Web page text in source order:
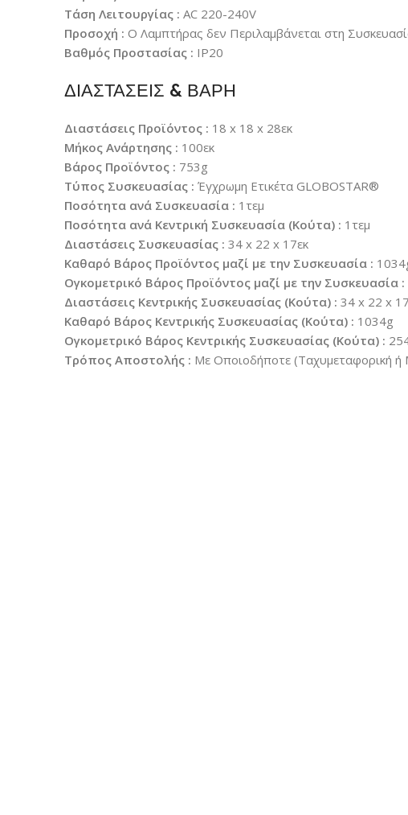
Τάση Λειτουργίας : AC 220-240V
Προσοχή : Ο Λαμπτήρας δεν Περιλαμβάνεται στη
Βαθμός Προστασίας : IP20
ΔΙΑΣΤΑΣΕΙΣ & ΒΑΡΗ
Διαστάσεις Προϊόντος : 18 x 18 x 28εκ
Μήκος Ανάρτησης : 100εκ
Βάρος Προϊόντος : 753g
Τύπος Συσκευασίας : Έγχρωμη Ετικέτα GLOBOSTAR®
Ποσότητα ανά Συσκευασία : 1τεμ
Ποσότητα ανά Κεντρική Συσκευασία (Κούτα) : 1τεμ
Διαστάσεις Συσκευασίας : 34 x 22 x 17εκ
Καθαρό Βάρος Προϊόντος μαζί με την Συσκευασία :
Ογκομετρικό Βάρος Προϊόντος μαζί με την Συσκευασία :
Διαστάσεις Κεντρικής Συσκευασίας (Κούτα) : 34 x 22 x
Καθαρό Βάρος Κεντρικής Συσκευασίας (Κούτα) : 1034g
Ογκομετρικό Βάρος Κεντρικής Συσκευασίας (Κούτα) :
Τρόπος Αποστολής : Με Οποιοδήποτε (Ταχυμεταφορική ή